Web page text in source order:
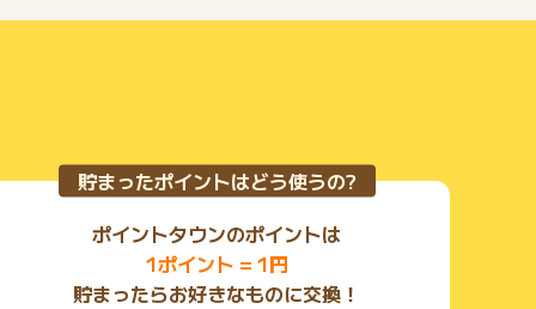
貯まったポイントはどう使うの?
ポイントタウンのポイントは
1ポイント = 1円
貯まったらお好きなものに交換！